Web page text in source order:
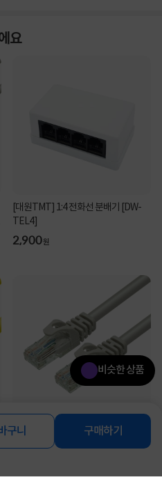
비슷한 상품
구니 구매하기
요
[대원TMT] 1:4 전화선 분배기 [DW-
TEL4]
2,900원
[대원TMT] CAT.5E UTP 랜케이블,
DW-UTP5E-0.5M [다이렉트/단선]